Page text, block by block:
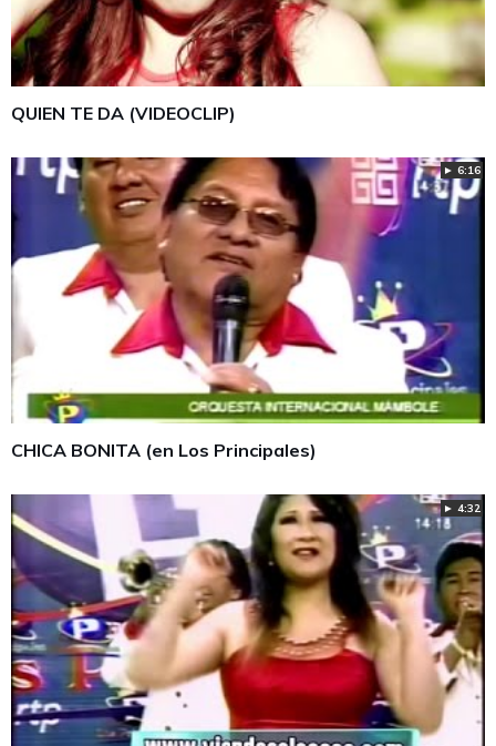
QUIEN TE DA (VIDEOCLIP)
► 6:16
CHICA BONITA (en Los Principales)
► 4:32